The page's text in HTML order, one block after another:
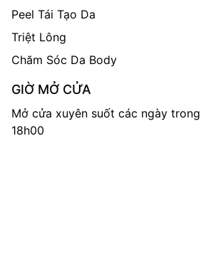
Peel Tái Tạo Da
Triệt Lông
Chăm Sóc Da Body
GIỜ MỞ CỬA
Mở cửa xuyên suốt các ngày
18h00